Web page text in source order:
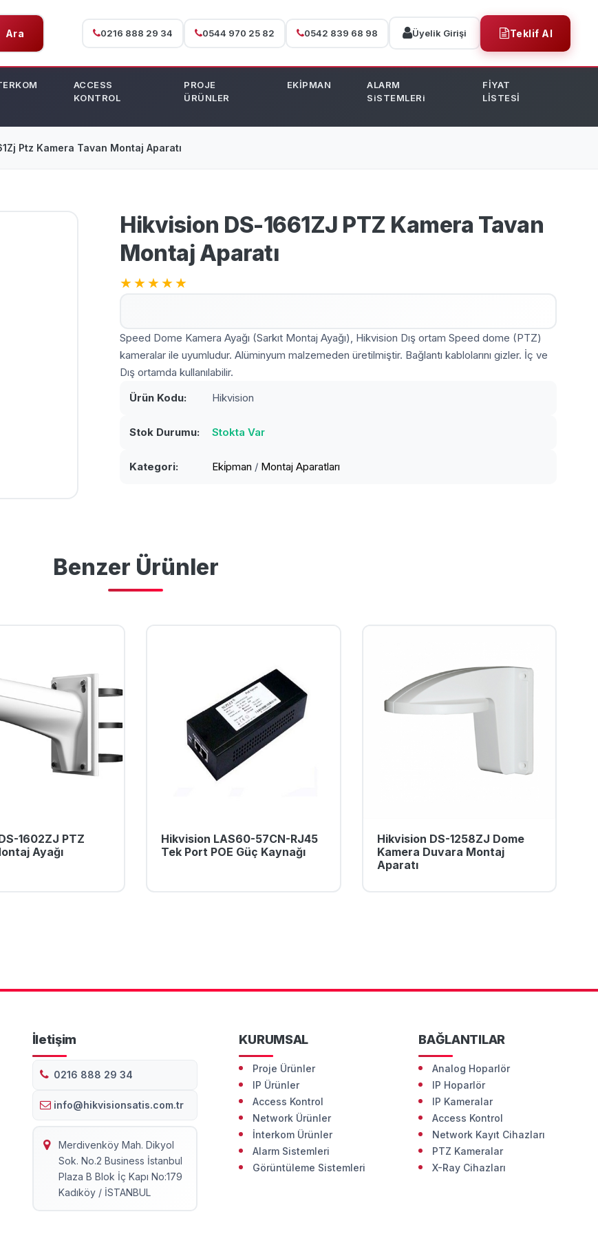
Ara 0216 888 29 34 0544 970 25 82 0542 839 68 98 Üyelik Girişi Teklif Al
ACCESS
KONTROL
PROJE
ÜRÜNLER
EKİPMAN
ALARM
SiSTEMLERi
FİYAT
LİSTESİ
Ptz Kamera Tavan Montaj Aparatı
Hikvision DS-1661ZJ PTZ Kamera Tavan
Montaj Aparatı
★★★★★
Speed Dome Kamera Ayağı (Sarkıt Montaj Ayağı), Hikvision Dış ortam Speed dome (PTZ)
kameralar ile uyumludur. Alüminyum malzemeden üretilmiştir. Bağlantı kablolarını gizler. İç ve
Dış ortamda kullanılabilir.
Ürün Kodu:
Hikvision
Stok Durumu: Stokta Var
Kategori: Eki̇pman / Montaj Aparatları
Benzer Ürünler
1602ZJ PTZ
Ayağı
Hikvision LAS60-57CN-RJ45
Tek Port POE Güç Kaynağı
Hikvision DS-1258ZJ Dome
Kamera Duvara Montaj
Aparatı
İletişim
0216 888 29 34
info@hikvisionsatis.com.tr
Merdivenköy Mah. Dikyol
Sok. No.2 Business İstanbul
Plaza B Blok İç Kapı No:179
Kadıköy / İSTANBUL
KURUMSAL
Proje Ürünler
IP Ürünler
Access Kontrol
Network Ürünler
İnterkom Ürünler
Alarm Sistemleri
Görüntüleme Sistemleri
BAĞLANTILAR
Analog Hoparlör
IP Hoparlör
IP Kameralar
Access Kontrol
Network Kayıt Cihazları
PTZ Kameralar
X-Ray Cihazları